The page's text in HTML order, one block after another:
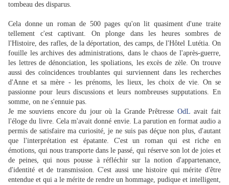
tombeau des disparus.
Cela donne un roman de 500 pages qu'on lit quasiment d'une traite
tellement c'est captivant. On plonge dans les heures sombres de
l'Histoire, des rafles, de la déportation, des camps, de l'Hôtel Lutétia. On
fouille les archives des administrations, dans le chaos de l'après-guerre,
les lettres de dénonciation, les spoliations, les excès de zèle. On trouve
aussi des coïncidences troublantes qui surviennent dans les recherches
d'Anne et sa mère - les prénoms, les lieux, les choix de vie. On se
passionne pour leurs discussions et leurs nombreuses supputations. En
somme, on ne s'ennuie pas.
Je me souviens encore du jour où la Grande Prêtresse OdL avait fait
l'éloge du livre. Cela m'avait donné envie. La parution en format audio a
permis de satisfaire ma curiosité, je ne suis pas déçue non plus, d'autant
que l'interprétation est épatante. C'est un roman qui est riche en
émotions, qui nous transporte dans le passé, qui réserve son lot de joies et
de peines, qui nous pousse à réfléchir sur la notion d'appartenance,
d'identité et de transmission. C'est aussi une histoire qui mérite d'être
entendue et qui a le mérite de rendre un hommage, pudique et intelligent,